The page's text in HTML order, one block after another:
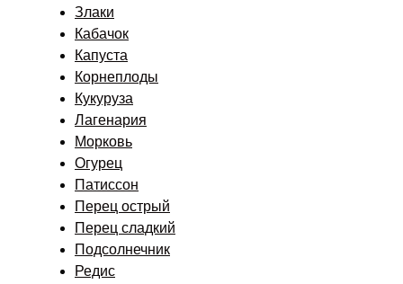
Злаки
Кабачок
Капуста
Корнеплоды
Кукуруза
Лагенария
Морковь
Огурец
Патиссон
Перец острый
Перец сладкий
Подсолнечник
Редис